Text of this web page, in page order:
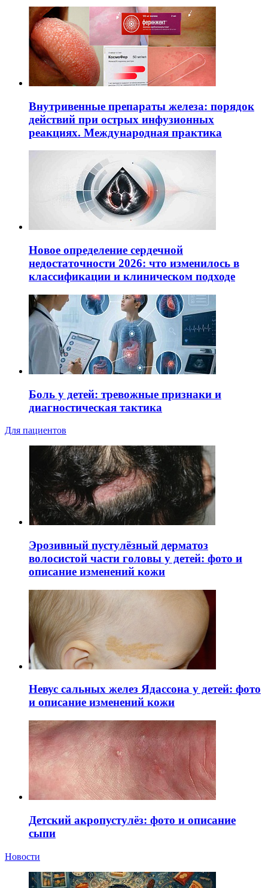
Внутривенные препараты железа: порядок
действий при острых инфузионных
реакциях. Международная практика
Новое определение сердечной
недостаточности 2026: что изменилось в
классификации и клиническом подходе
Боль у детей: тревожные признаки и
диагностическая тактика
Для пациентов
Эрозивный пустулёзный дерматоз
волосистой части головы у детей: фото и
описание изменений кожи
Невус сальных желез Ядассона у детей: фото
и описание изменений кожи
Детский акропустулёз: фото и описание
сыпи
Новости